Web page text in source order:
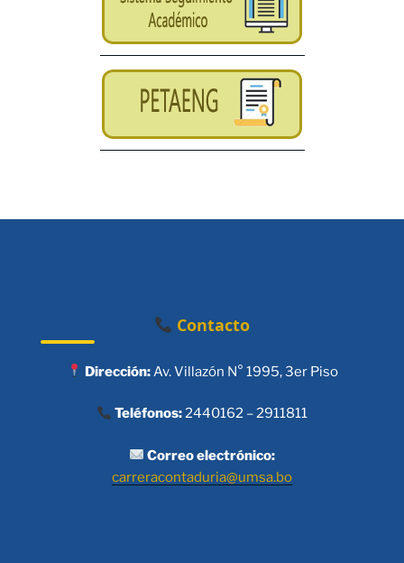
Contacto
Dirección:Av. Villazón N° 1995, 3er Piso
Teléfonos:2440162 – 2911811
Correo electrónico:
carreracontaduria@umsa.bo